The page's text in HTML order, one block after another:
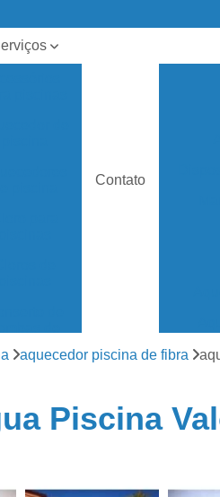
para
Contato
aquecedor piscina de fibra
Piscina